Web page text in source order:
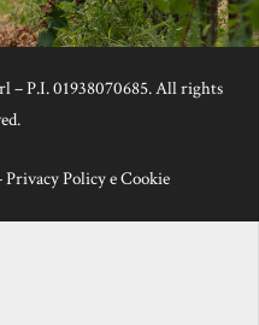
– P.I. 01938070685. All rights
Privacy Policy e Cookie